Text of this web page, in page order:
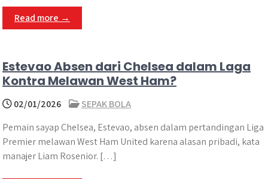
Read more →
Estevao Absen dari Chelsea dalam Laga
Kontra Melawan West Ham?
02/01/2026
SEPAK BOLA
Pemain sayap Chelsea, Estevao, absen dalam pertandingan Liga
Premier melawan West Ham United karena alasan pribadi, kata
manajer Liam Rosenior. […]